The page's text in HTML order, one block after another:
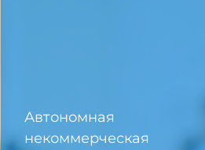
Автономная
некоммерческая